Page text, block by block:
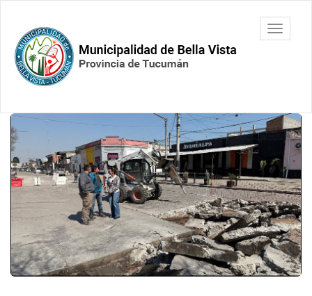
contenido
principal
Municipalidad
de Bella
Vista.
Tucumán
barra
Contenido
principal